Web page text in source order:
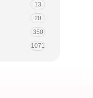
13
20
350
1071